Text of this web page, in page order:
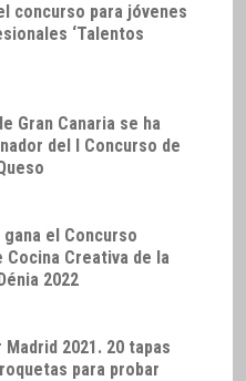
concurso para jóvenes
‘Talentos
Gran Canaria se ha
del I Concurso de
el Concurso
Cocina Creativa de la
2022
2021. 20 tapas
para probar